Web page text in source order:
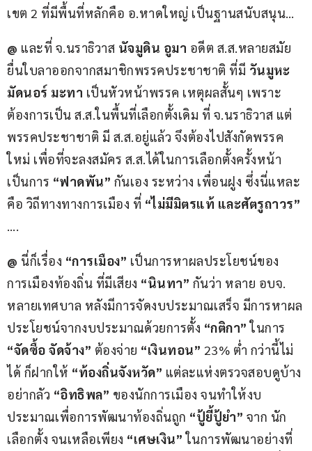
เขต 2 ที่มีพื้นที่หลักคือ อ.หาดใหญ่ เป็นฐานสนับสนุน…
@ และที่ จ.นราธิวาส นัจมูดิน อูมา อดีต ส.ส.หลายสมัย
ยื่นใบลาออกจากสมาชิกพรรคประชาชาติ ที่มี วันมูหะ
มัดนอร์ มะทา เป็นหัวหน้าพรรค เหตุผลสั้นๆ เพราะ
ต้องการเป็น ส.ส.ในพื้นที่เลือกตั้งเดิม ที่ จ.นราธิวาส แต่
พรรคประชาชาติ มี ส.ส.อยู่แล้ว จึงต้องไปสังกัดพรรค
ใหม่ เพื่อที่จะลงสมัคร ส.ส.ได้ในการเลือกตั้งครั้งหน้า
เป็นการ “ฟาดพัน” กันเอง ระหว่าง เพื่อนฝูง ซึ่งนี่แหละ
คือ วิถีทางทางการเมือง ที่ “ไม่มีมิตรแท้ และศัตรูถาวร”
….
@ นี่ก็เรื่อง “การเมือง” เป็นการหาผลประโยชน์ของ
การเมืองท้องถิ่น ที่มีเสียง “นินทา” กันว่า หลาย อบจ.
หลายเทศบาล หลังมีการจัดงบประมาณเสร็จ มีการหาผล
ประโยชน์จากงบประมาณด้วยการตั้ง “กติกา” ในการ
“จัดซื้อ จัดจ้าง” ต้องจ่าย “เงินทอน” 23% ต่ำ กว่านี้ไม่
ได้ ก็ฝากให้ “ท้องถิ่นจังหวัด” แต่ละแห่งตรวจสอบดูบ้าง
อย่ากลัว “อิทธิพล” ของนักการเมือง จนทำให้งบ
ประมาณเพื่อการพัฒนาท้องถิ่นถูก “ปู้ยี้ปู้ยำ” จาก นัก
เลือกตั้ง จนเหลือเพียง “เศษเงิน” ในการพัฒนาอย่างที่